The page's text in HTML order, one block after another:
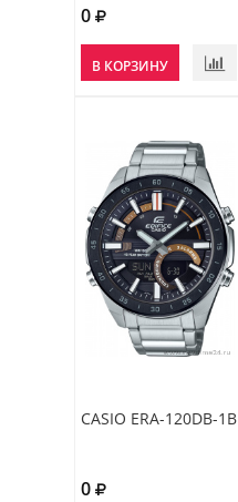
0
В КОРЗИНУ
CASIO ERA-120DB-1B
0